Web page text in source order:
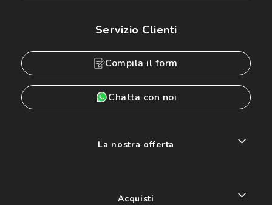
Servizio Clienti
Compila il form
Chatta con noi
La nostra offerta
Acquisti